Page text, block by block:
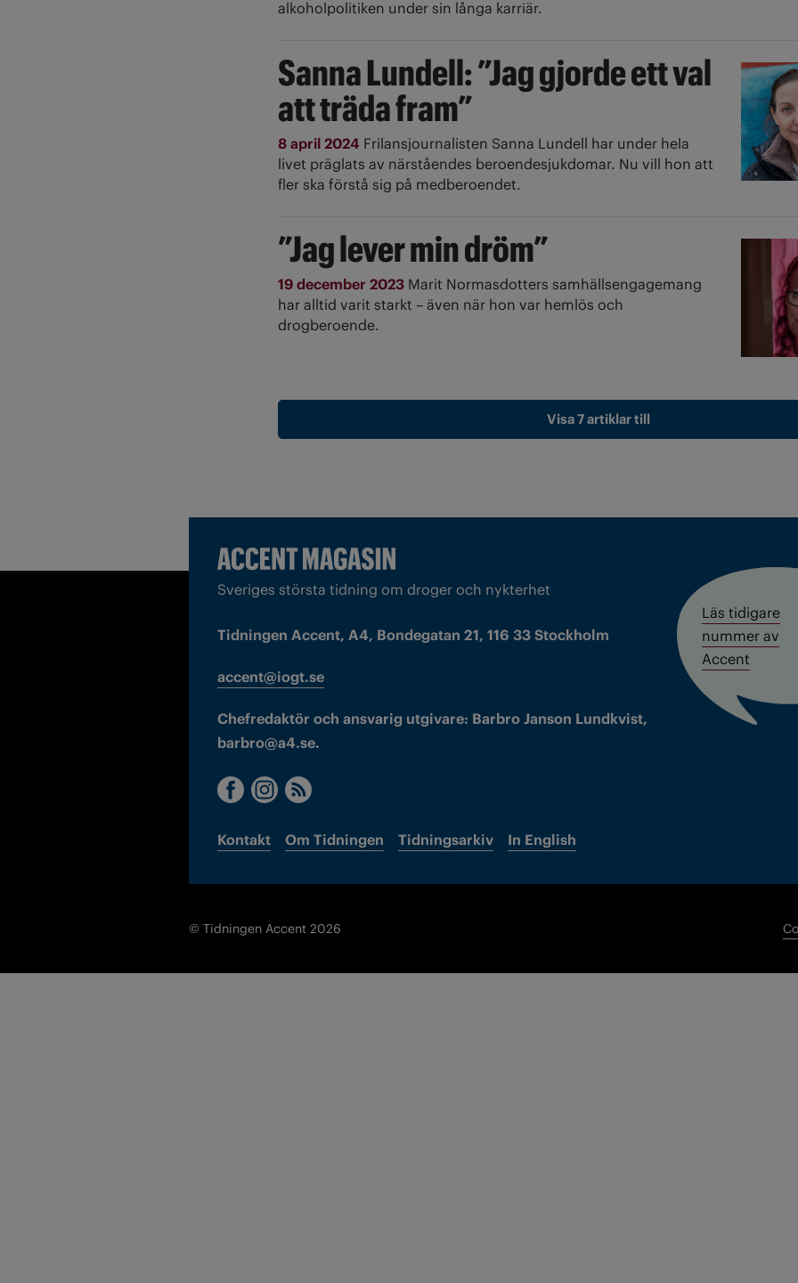
alkoholpolitiken under sin långa karriär.
Sanna Lundell: ”Jag gjorde ett val
att träda fram”
8 april 2024 Frilansjournalisten Sanna Lundell har under hela
livet präglats av närståendes beroendesjukdomar. Nu vill hon att
fler ska förstå sig på medberoendet.
”Jag lever min dröm”
19 december 2023 Marit Normasdotters samhällsengagemang
har alltid varit starkt – även när hon var hemlös och
drogberoende.
Visa 7 artiklar till
Sveriges största tidning om droger och nykterhet
Tidningen Accent, A4, Bondegatan 21, 116 33 Stockholm
accent@iogt.se
Chefredaktör och ansvarig utgivare: Barbro Janson Lundkvist,
barbro@a4.se.
Kontakt Om Tidningen Tidningsarkiv In English
Läs tidigare
nummer av
Accent
© Tidningen Accent 2026